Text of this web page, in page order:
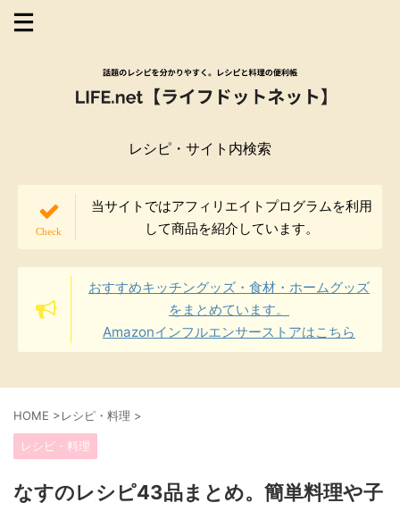
レシピ・サイト内検索
当サイトではアフィリエイトプログラムを利用
して商品を紹介しています。
おすすめキッチングッズ・食材・ホームグッズ
をまとめています。
Amazonインフルエンサーストアはこちら
HOME >レシピ・料理 >
レシピ・料理
なすのレシピ43品まとめ。簡単料理や子